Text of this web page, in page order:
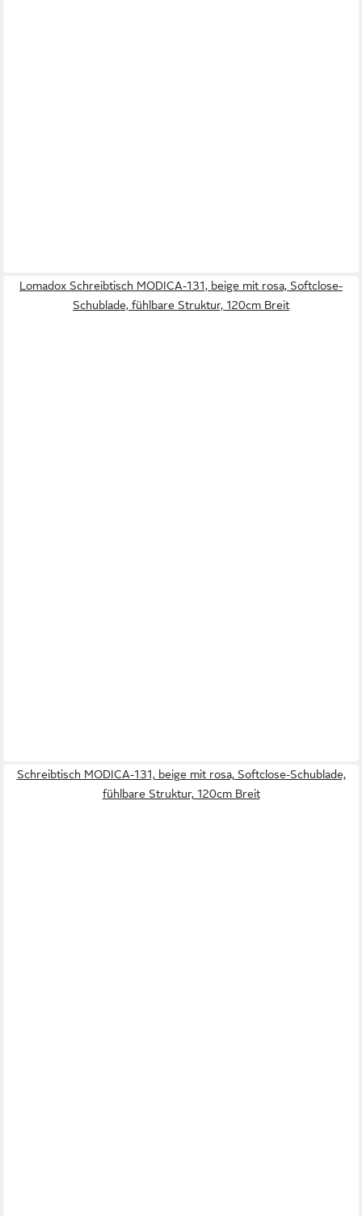
Lomadox Schreibtisch MODICA-131, beige mit rosa, Softclose-
Schublade, fühlbare Struktur, 120cm Breit
Schreibtisch MODICA-131, beige mit rosa, Softclose-Schublade,
fühlbare Struktur, 120cm Breit